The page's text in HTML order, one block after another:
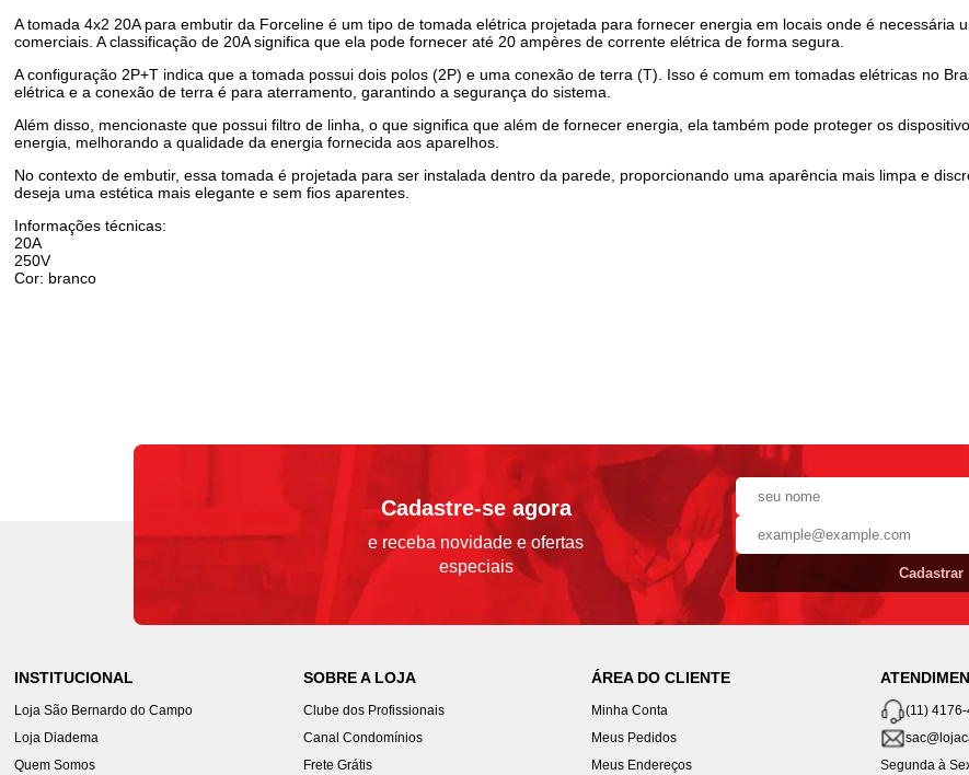
A tomada 4x2 20A para embutir da Forceline é um tipo de tomada elétrica projetada para fornecer energia em locais onde é
comerciais. A classificação de 20A significa que ela pode fornecer até 20 ampères de corrente elétrica de forma segura.
A configuração 2P+T indica que a tomada possui dois polos (2P) e uma conexão de terra (T). Isso é comum em tomadas elétricas no
elétrica e a conexão de terra é para aterramento, garantindo a segurança do sistema.
Além disso, mencionaste que possui filtro de linha, o que significa que além de fornecer energia, ela também pode proteger os
energia, melhorando a qualidade da energia fornecida aos aparelhos.
No contexto de embutir, essa tomada é projetada para ser instalada dentro da parede, proporcionando uma aparência mais limpa e
deseja uma estética mais elegante e sem fios aparentes.
Informações técnicas:
20A
250V
Cor: branco
Cadastre-se agora
e receba novidade e ofertas
especiais
Cadastrar
INSTITUCIONAL
Loja São Bernardo do Campo
Loja Diadema
Quem Somos
SOBRE A LOJA
Clube dos Profissionais
Canal Condomínios
Frete Grátis
ÁREA DO CLIENTE
Minha Conta
Meus Pedidos
Meus Endereços
(11)
Segunda à